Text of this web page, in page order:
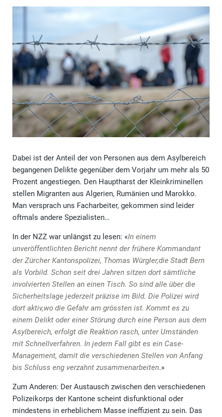
Dabei ist der Anteil der von Personen aus dem Asylbereich
begangenen Delikte gegenüber dem Vorjahr um mehr als 50
Prozent angestiegen. Den Hauptharst der Kleinkriminellen
stellen Migranten aus Algerien, Rumänien und Marokko.
Man versprach uns Facharbeiter, gekommen sind leider
oftmals andere Spezialisten…
In der NZZ war unlängst zu lesen: «In einem
unveröffentlichten Bericht nennt der frühere Kommandant
der Zürcher Kantonspolizei, Thomas Würgler,die Stadt Bern
als Vorbild. Schon seit drei Jahren sitzen dort sämtliche
involvierten Stellen an einen Tisch. So sind alle über die
Sicherheitslage jederzeit präzise im Bild. Die Polizei wird
dort aktiv,wo die Gefahr am grössten ist. Kommt es zu
einem Delikt oder einer Störung durch eine Person aus dem
Asylbereich, erfolgt die Reaktion rasch, unter Umständen
mit Schnellverfahren. In jedem Fall gibt es ein Case-
Management, damit die verschiedenen Stellen von Anfang
bis Schluss eng verzahnt zusammenarbeiten.»
Zum Anderen: Der Austausch zwischen den verschiedenen
Polizeikorps der Kantone scheint disfunktional oder
mindestens in erheblichem Masse ineffizient zu sein. Das